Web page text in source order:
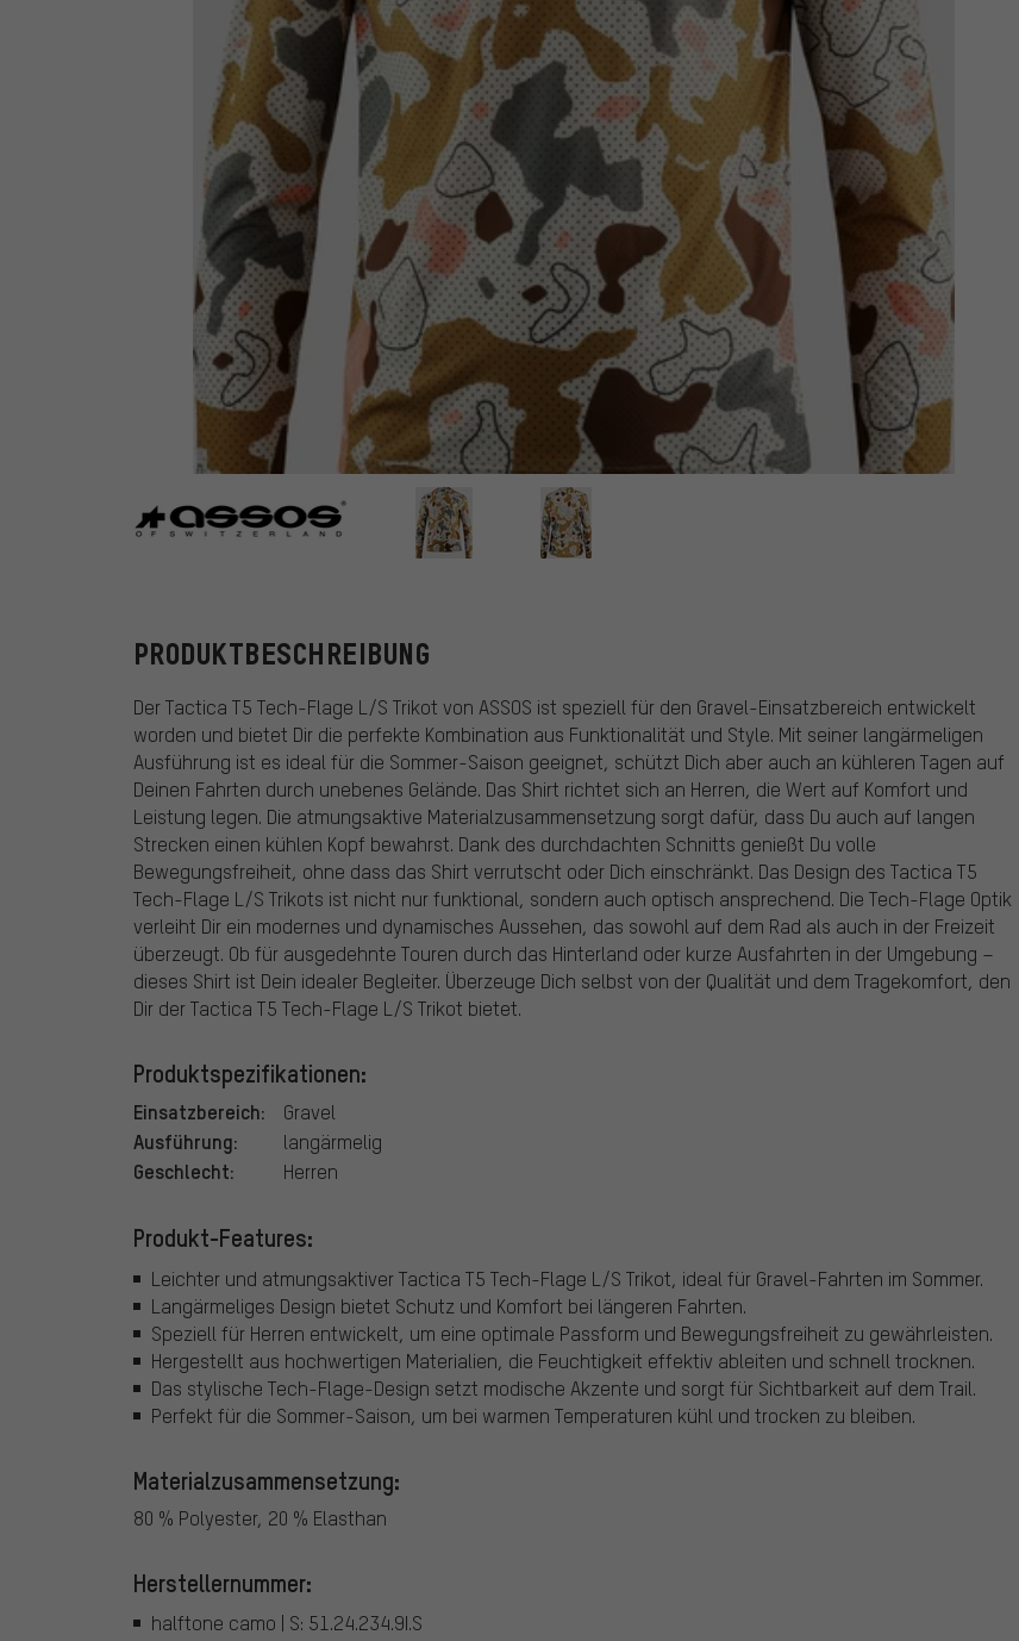
ASSOS
PRODUKTBESCHREIBUNG
Der Tactica T5 Tech-Flage L/S Trikot von ASSOS ist speziell für den Gravel-Einsatzbereich entwickelt
worden und bietet Dir die perfekte Kombination aus Funktionalität und Style. Mit seiner langärmeligen
Ausführung ist es ideal für die Sommer-Saison geeignet, schützt Dich aber auch an kühleren Tagen auf
Deinen Fahrten durch unebenes Gelände. Das Shirt richtet sich an Herren, die Wert auf Komfort und
Leistung legen. Die atmungsaktive Materialzusammensetzung sorgt dafür, dass Du auch auf langen
Strecken einen kühlen Kopf bewahrst. Dank des durchdachten Schnitts genießt Du volle
Bewegungsfreiheit, ohne dass das Shirt verrutscht oder Dich einschränkt. Das Design des Tactica T5
Tech-Flage L/S Trikots ist nicht nur funktional, sondern auch optisch ansprechend. Die Tech-Flage Optik
verleiht Dir ein modernes und dynamisches Aussehen, das sowohl auf dem Rad als auch in der Freizeit
überzeugt. Ob für ausgedehnte Touren durch das Hinterland oder kurze Ausfahrten in der Umgebung –
dieses Shirt ist Dein idealer Begleiter. Überzeuge Dich selbst von der Qualität und dem Tragekomfort, den
Dir der Tactica T5 Tech-Flage L/S Trikot bietet.
Produktspezifikationen:
Einsatzbereich: Gravel
Ausführung: langärmelig
Geschlecht: Herren
Produkt-Features:
Leichter und atmungsaktiver Tactica T5 Tech-Flage L/S Trikot, ideal für Gravel-Fahrten im Sommer.
Langärmeliges Design bietet Schutz und Komfort bei längeren Fahrten.
Speziell für Herren entwickelt, um eine optimale Passform und Bewegungsfreiheit zu gewährleisten.
Hergestellt aus hochwertigen Materialien, die Feuchtigkeit effektiv ableiten und schnell trocknen.
Das stylische Tech-Flage-Design setzt modische Akzente und sorgt für Sichtbarkeit auf dem Trail.
Perfekt für die Sommer-Saison, um bei warmen Temperaturen kühl und trocken zu bleiben.
Materialzusammensetzung:
80 % Polyester, 20 % Elasthan
Herstellernummer:
halftone camo | S: 51.24.234.9I.S